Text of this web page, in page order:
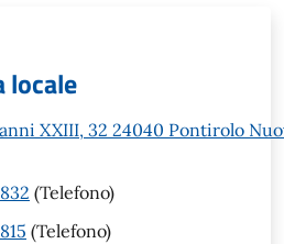
locale
XXIII, 32 24040 Pontirolo
(Telefono)
(Telefono)